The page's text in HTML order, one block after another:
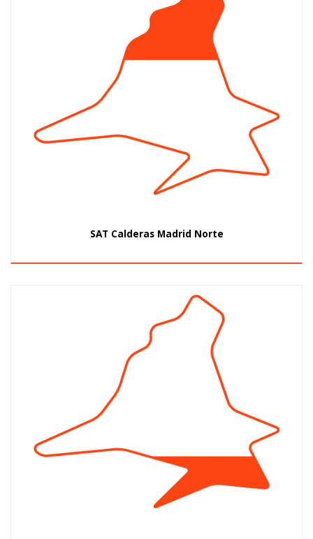
SAT Calderas Madrid Norte